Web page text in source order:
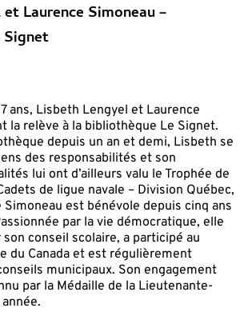
Laurence Simoneau –
ans, Lisbeth Lengyel et Laurence
la relève à la bibliothèque Le Signet.
depuis un an et demi, Lisbeth se
des responsabilités et son
lui ont d’ailleurs valu le Trophée de
de ligue navale – Division Québec,
est bénévole depuis cinq ans
par la vie démocratique, elle
son conseil scolaire, a participé au
du Canada et est régulièrement
municipaux. Son engagement
par la Médaille de la Lieutenante-